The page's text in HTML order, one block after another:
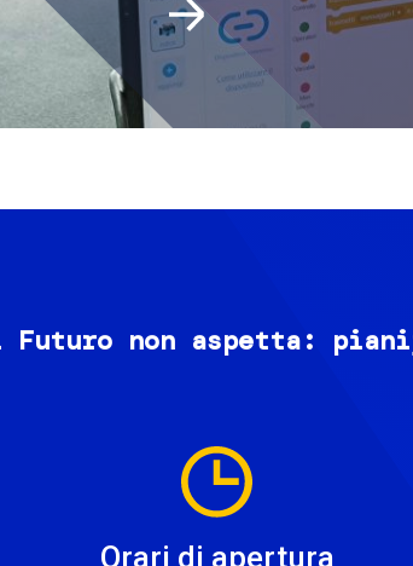
non aspetta:
Orari di apertura